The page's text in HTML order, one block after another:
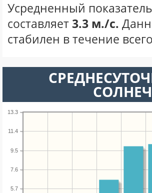
Усредненный
составляет3.3 м./с.
стабилен в течение
5.7
7.6
9.5
11.4
13.3